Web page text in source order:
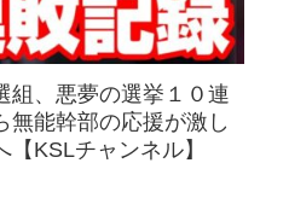
組、悪夢の選挙１０連
無能幹部の応援が激し
KSLチャンネル】